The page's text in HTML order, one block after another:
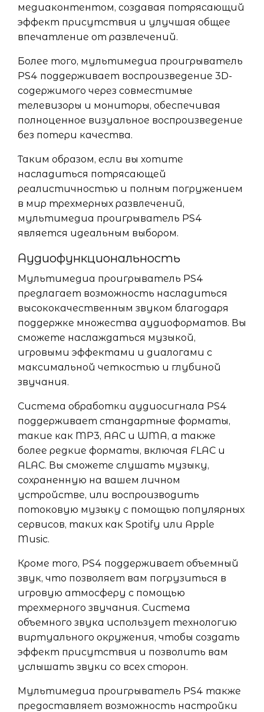
медиаконтентом, создавая потрясающий
эффект присутствия и улучшая общее
впечатление от развлечений.
Более того, мультимедиа проигрыватель
PS4 поддерживает воспроизведение 3D-
содержимого через совместимые
телевизоры и мониторы, обеспечивая
полноценное визуальное воспроизведение
без потери качества.
Таким образом, если вы хотите
насладиться потрясающей
реалистичностью и полным погружением
в мир трехмерных развлечений,
мультимедиа проигрыватель PS4
является идеальным выбором.
Аудиофункциональность
Мультимедиа проигрыватель PS4
предлагает возможность насладиться
высококачественным звуком благодаря
поддержке множества аудиоформатов. Вы
сможете наслаждаться музыкой,
игровыми эффектами и диалогами с
максимальной четкостью и глубиной
звучания.
Система обработки аудиосигнала PS4
поддерживает стандартные форматы,
такие как MP3, AAC и WMA, а также
более редкие форматы, включая FLAC и
ALAC. Вы сможете слушать музыку,
сохраненную на вашем личном
устройстве, или воспроизводить
потоковую музыку с помощью популярных
сервисов, таких как Spotify или Apple
Music.
Кроме того, PS4 поддерживает объемный
звук, что позволяет вам погрузиться в
игровую атмосферу с помощью
трехмерного звучания. Система
объемного звука использует технологию
виртуального окружения, чтобы создать
эффект присутствия и позволить вам
услышать звуки со всех сторон.
Мультимедиа проигрыватель PS4 также
предоставляет возможность настройки